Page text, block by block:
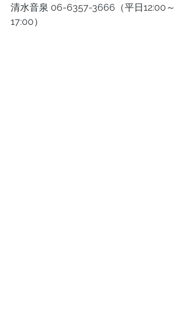
清水音泉 06-6357-3666（平日12:00～
17:00）